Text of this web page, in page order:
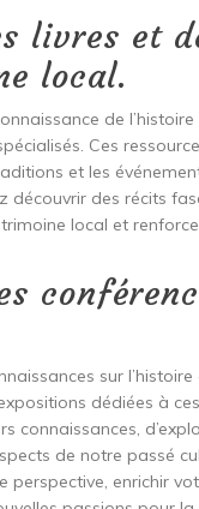
livres et
local.
de
Ces
et les
découvrir des récits
local et
sur
dédiées à
connaissances,
de notre passé
perspective, enrichir